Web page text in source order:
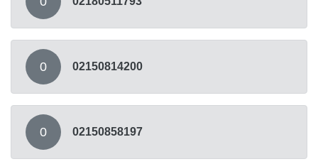
0 02150814200
0 02150858197